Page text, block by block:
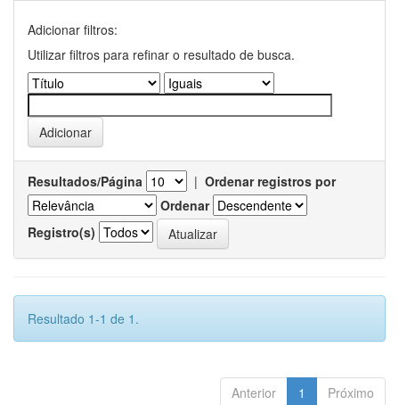
Adicionar filtros:
Utilizar filtros para refinar o resultado de busca.
Resultados/Página | Ordenar registros por
Ordenar
Registro(s)
Resultado 1-1 de 1.
Anterior 1 Próximo